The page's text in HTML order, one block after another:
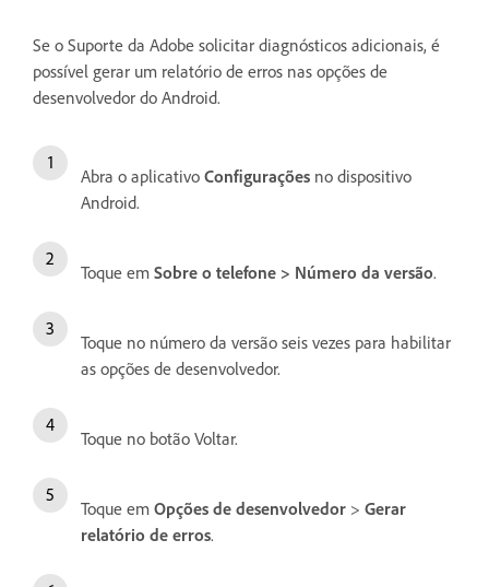
Se o Suporte da Adobe solicitar diagnósticos adicionais, é
possível gerar um relatório de erros nas opções de
desenvolvedor do Android.
Abra o aplicativo Configurações no dispositivo
Android.
Toque em Sobre o telefone > Número da versão.
Toque no número da versão seis vezes para habilitar
as opções de desenvolvedor.
Toque no botão Voltar.
Toque em Opções de desenvolvedor > Gerar
relatório de erros.